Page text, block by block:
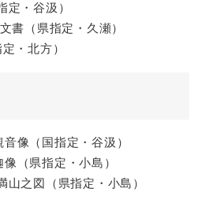
定・谷汲）
書（県指定・久瀬）
・北方）
像（国指定・谷汲）
（県指定・小島）
山之図（県指定・小島）